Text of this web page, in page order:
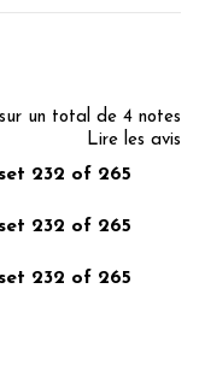
un total de 4 notes
Lire les avis
232 of 265
232 of 265
232 of 265